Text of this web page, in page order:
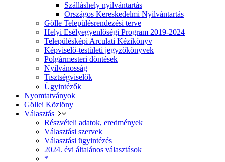
Szálláshely nyilvántartás
Országos Kereskedelmi Nyilvántartás
Gölle Településrendezési terve
Helyi Esélyegyenlőségi Program 2019-2024
Településképi Arculati Kézikönyv
Képviselő-testületi jegyzőkönyvek
Polgármesteri döntések
Nyilvánosság
Tisztségviselők
Ügyintézők
Nyomtatványok
Göllei Közlöny
Választás
Részvételi adatok, eredmények
Választási szervek
Választási ügyintézés
2024. évi általános választások
*